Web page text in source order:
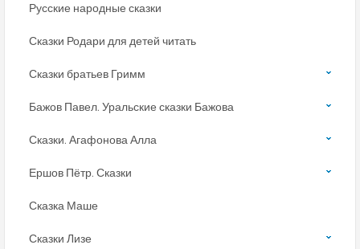
Русские народные сказки
Сказки Родари для детей читать
Сказки братьев Гримм
Бажов Павел. Уральские сказки Бажова
Сказки. Агафонова Алла
Ершов Пётр. Сказки
Сказка Маше
Сказки Лизе